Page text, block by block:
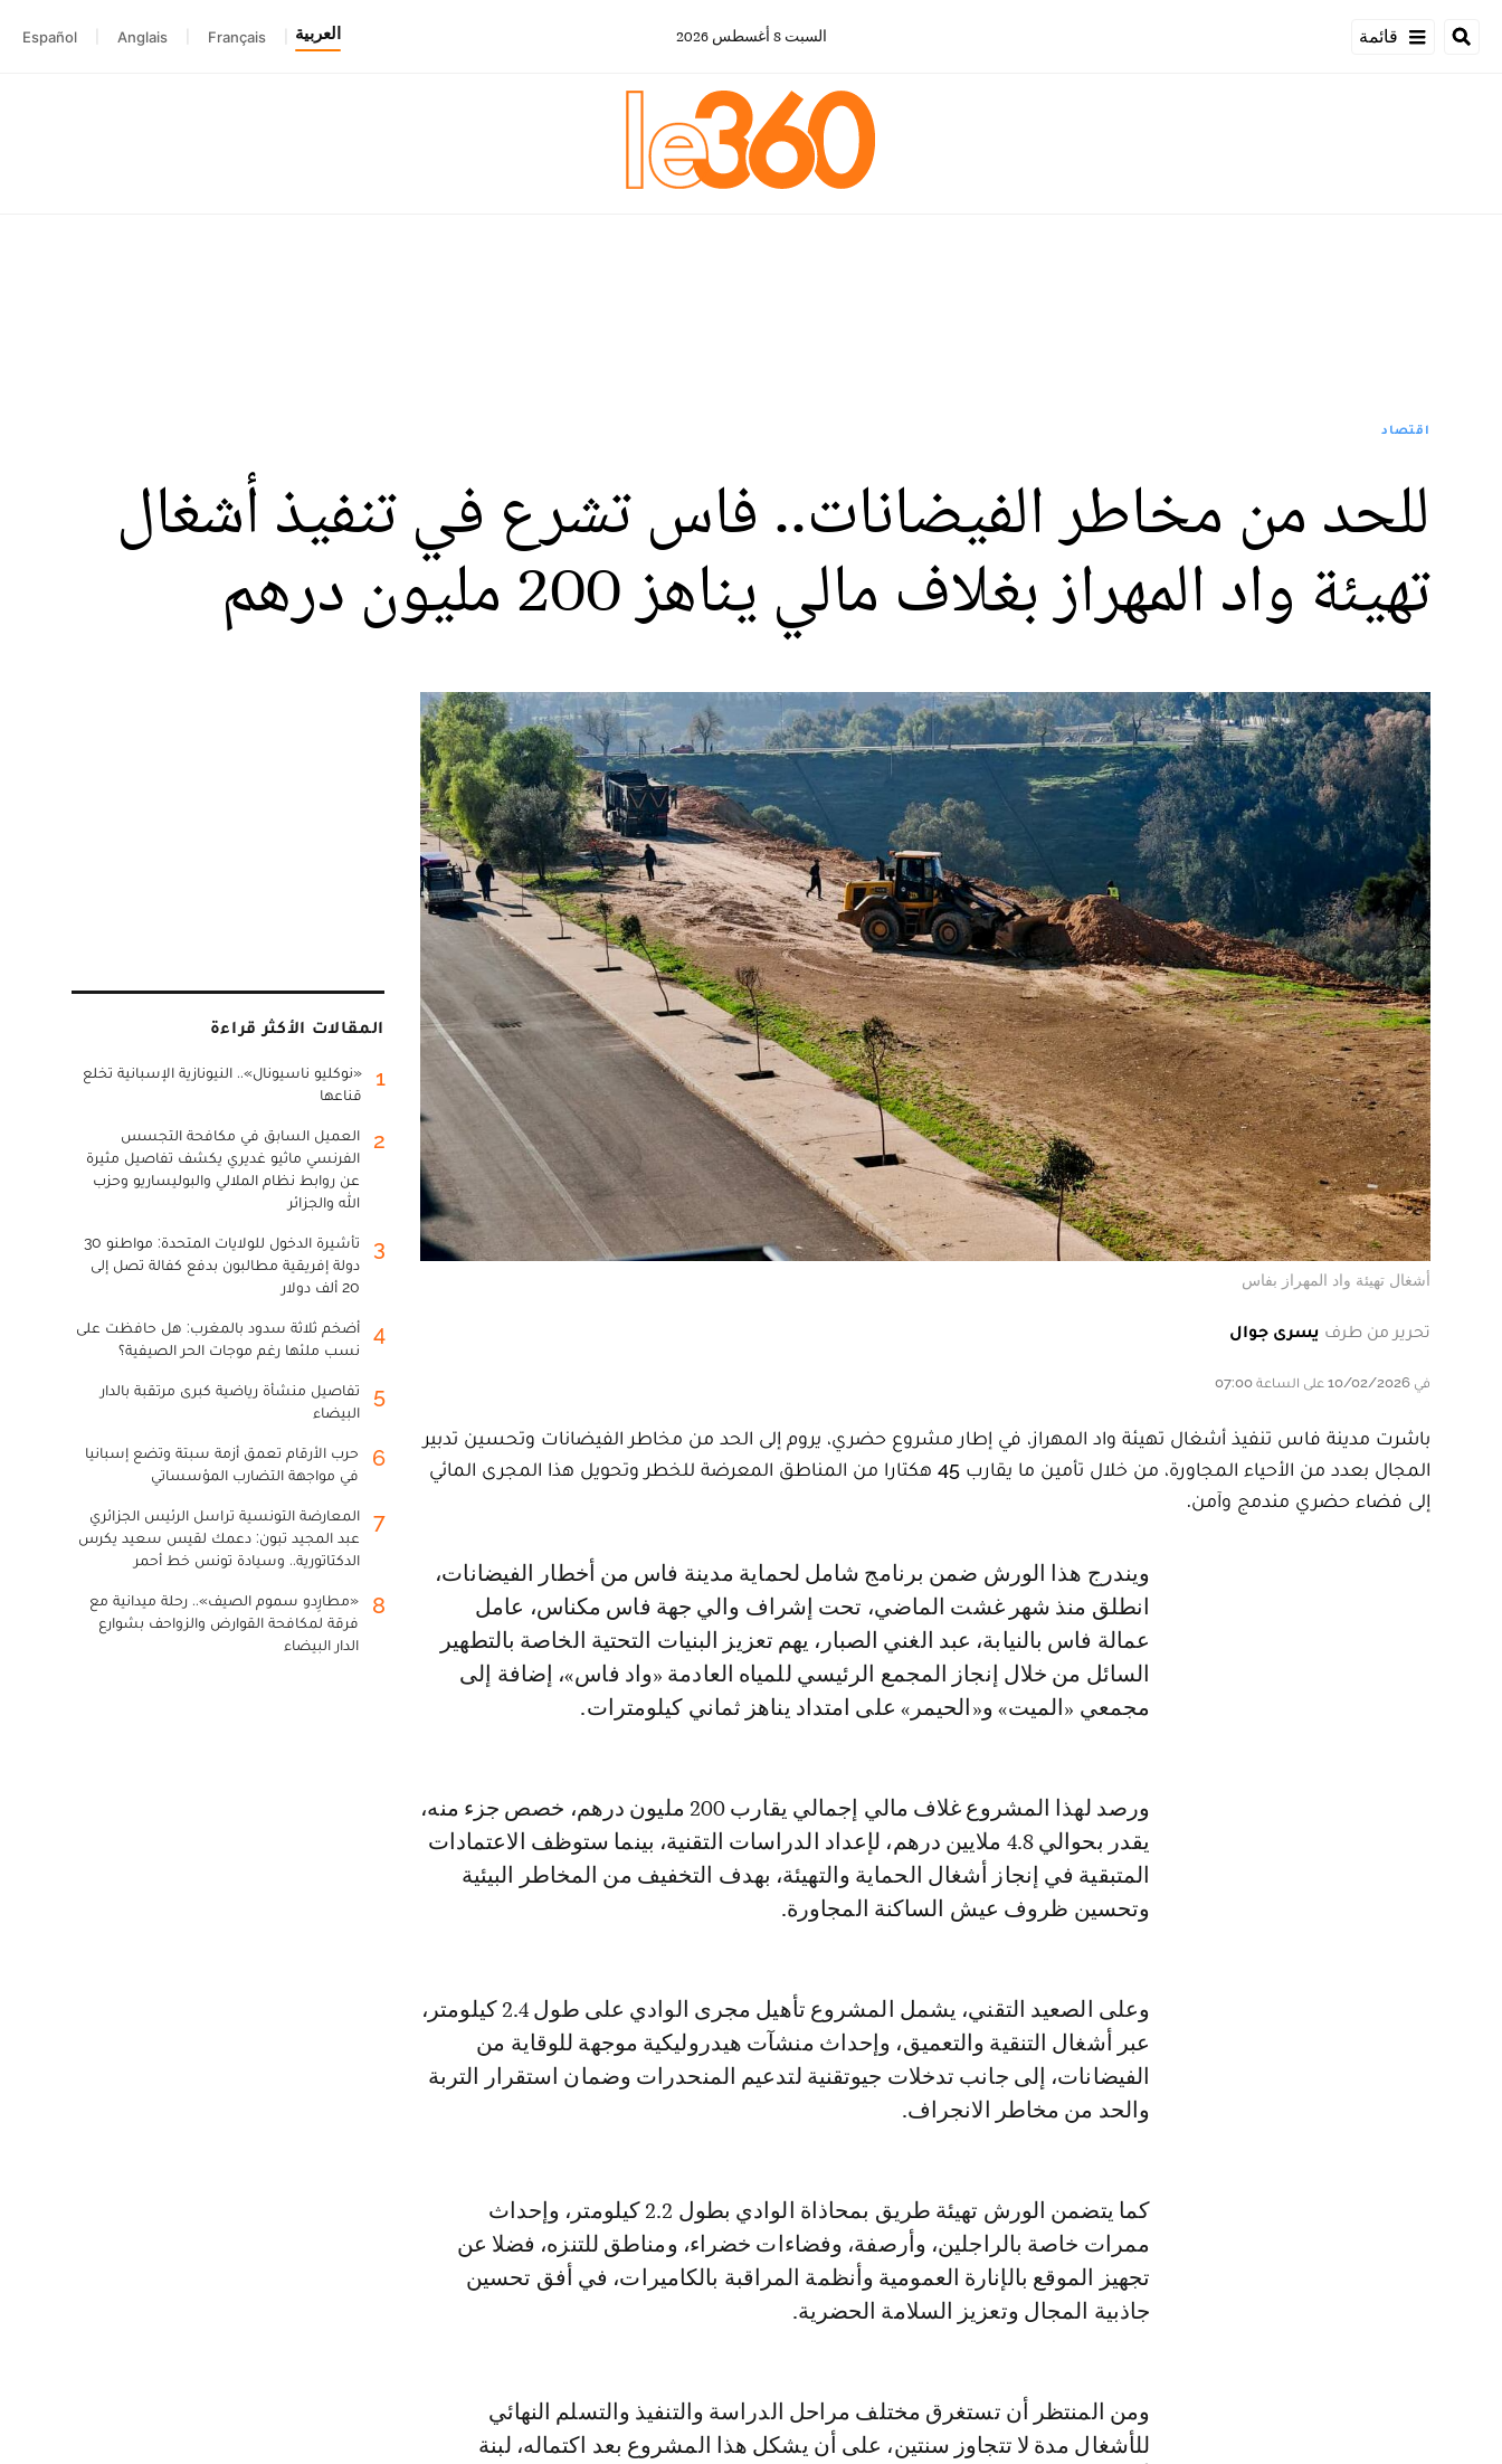
قائمة السبت 8 أغسطس 2026 العربية Français
Anglais
Español
اقتصاد
للحد من مخاطر الفيضانات.. فاس تشرع في تنفيذ أشغال
تهيئة واد المهراز بغلاف مالي يناهز 200 مليون درهم‎
أشغال تهيئة واد المهراز بفاس
تحرير من طرف يسرى جوال
في 10/02/2026 على الساعة 07:00
باشرت مدينة فاس تنفيذ أشغال تهيئة واد المهراز، في إطار مشروع حضري، يروم إلى الحد من مخاطر الفيضانات وتحسين تدبير
المجال بعدد من الأحياء المجاورة، من خلال تأمين ما يقارب 45 هكتارا من المناطق المعرضة للخطر وتحويل هذا المجرى المائي
إلى فضاء حضري مندمج وآمن.
ويندرج هذا الورش ضمن برنامج شامل لحماية مدينة فاس من أخطار الفيضانات،
انطلق منذ شهر غشت الماضي، تحت إشراف والي جهة فاس مكناس، عامل
عمالة فاس بالنيابة، عبد الغني الصبار، يهم تعزيز البنيات التحتية الخاصة بالتطهير
السائل من خلال إنجاز المجمع الرئيسي للمياه العادمة «واد فاس»، إضافة إلى
مجمعي «الميت» و«الحيمر» على امتداد يناهز ثماني كيلومترات.
ورصد لهذا المشروع غلاف مالي إجمالي يقارب 200 مليون درهم، خصص جزء منه،
يقدر بحوالي 4.8 ملايين درهم، لإعداد الدراسات التقنية، بينما ستوظف الاعتمادات
المتبقية في إنجاز أشغال الحماية والتهيئة، بهدف التخفيف من المخاطر البيئية
وتحسين ظروف عيش الساكنة المجاورة.
وعلى الصعيد التقني، يشمل المشروع تأهيل مجرى الوادي على طول 2.4 كيلومتر،
عبر أشغال التنقية والتعميق، وإحداث منشآت هيدروليكية موجهة للوقاية من
الفيضانات، إلى جانب تدخلات جيوتقنية لتدعيم المنحدرات وضمان استقرار التربة
والحد من مخاطر الانجراف.
كما يتضمن الورش تهيئة طريق بمحاذاة الوادي بطول 2.2 كيلومتر، وإحداث
ممرات خاصة بالراجلين، وأرصفة، وفضاءات خضراء، ومناطق للتنزه، فضلا عن
تجهيز الموقع بالإنارة العمومية وأنظمة المراقبة بالكاميرات، في أفق تحسين
جاذبية المجال وتعزيز السلامة الحضرية.
ومن المنتظر أن تستغرق مختلف مراحل الدراسة والتنفيذ والتسلم النهائي
للأشغال مدة لا تتجاوز سنتين، على أن يشكل هذا المشروع بعد اكتماله، لبنة
المقالات الأكثر قراءة
1
«نوكليو ناسيونال».. النيونازية الإسبانية تخلع
قناعها
2
العميل السابق في مكافحة التجسس
الفرنسي ماثيو غديري يكشف تفاصيل مثيرة
عن روابط نظام الملالي والبوليساريو وحزب
الله والجزائر
3
تأشيرة الدخول للولايات المتحدة: مواطنو 30
دولة إفريقية مطالبون بدفع كفالة تصل إلى
20 ألف دولار
4
أضخم ثلاثة سدود بالمغرب: هل حافظت على
نسب ملئها رغم موجات الحر الصيفية؟
5
تفاصيل منشأة رياضية كبرى مرتقبة بالدار
البيضاء
6
حرب الأرقام تعمق أزمة سبتة وتضع إسبانيا
في مواجهة التضارب المؤسساتي
7
المعارضة التونسية تراسل الرئيس الجزائري
عبد المجيد تبون: دعمك لقيس سعيد يكرس
الدكتاتورية.. وسيادة تونس خط أحمر
8
«مطارِدو سموم الصيف».. رحلة ميدانية مع
فرقة لمكافحة القوارض والزواحف بشوارع
الدار البيضاء